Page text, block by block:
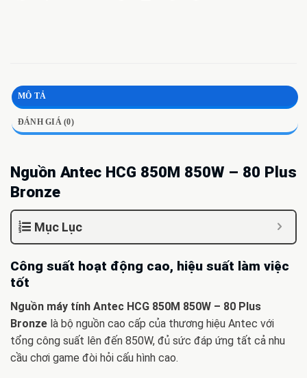
MÔ TẢ
ĐÁNH GIÁ (0)
Nguồn Antec HCG 850M 850W – 80 Plus
Bronze
Mục Lục
Công suất hoạt động cao, hiệu suất làm việc
tốt
Nguồn máy tính Antec HCG 850M 850W – 80 Plus
Bronze là bộ nguồn cao cấp của thương hiệu Antec với
tổng công suất lên đến 850W, đủ sức đáp ứng tất cả nhu
cầu chơi game đòi hỏi cấu hình cao.